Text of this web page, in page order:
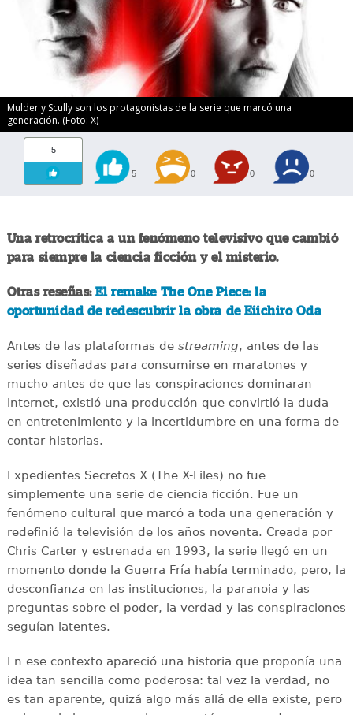
Mulder y Scully son los protagonistas de la serie que marcó una
generación. (Foto: X)
5
5 0 0 0
Una retrocrítica a un fenómeno televisivo que cambió
para siempre la ciencia ficción y el misterio.
Otras reseñas:El remake The One Piece: la
oportunidad de redescubrir la obra de Eiichiro Oda
Antes de las plataformas de streaming, antes de las
series diseñadas para consumirse en maratones y
mucho antes de que las conspiraciones dominaran
internet, existió una producción que convirtió la duda
en entretenimiento y la incertidumbre en una forma de
contar historias.
Expedientes Secretos X (The X-Files) no fue
simplemente una serie de ciencia ficción. Fue un
fenómeno cultural que marcó a toda una generación y
redefinió la televisión de los años noventa. Creada por
Chris Carter y estrenada en 1993, la serie llegó en un
momento donde la Guerra Fría había terminado, pero, la
desconfianza en las instituciones, la paranoia y las
preguntas sobre el poder, la verdad y las conspiraciones
seguían latentes.
En ese contexto apareció una historia que proponía una
idea tan sencilla como poderosa: tal vez la verdad, no
es tan aparente, quizá algo más allá de ella existe, pero